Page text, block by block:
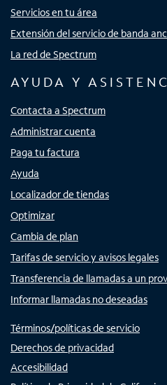
Servicios en tu área
Extensión del servicio de banda
La red de Spectrum
AYUDA Y
Contacta a Spectrum
Administrar cuenta
Paga tu factura
Ayuda
Localizador de tiendas
Optimizar
Cambia de plan
Tarifas de servicio y avisos legales
Transferencia de llamadas a un
Informar llamadas no deseadas
Términos/políticas de servicio
Derechos de privacidad
Accesibilidad